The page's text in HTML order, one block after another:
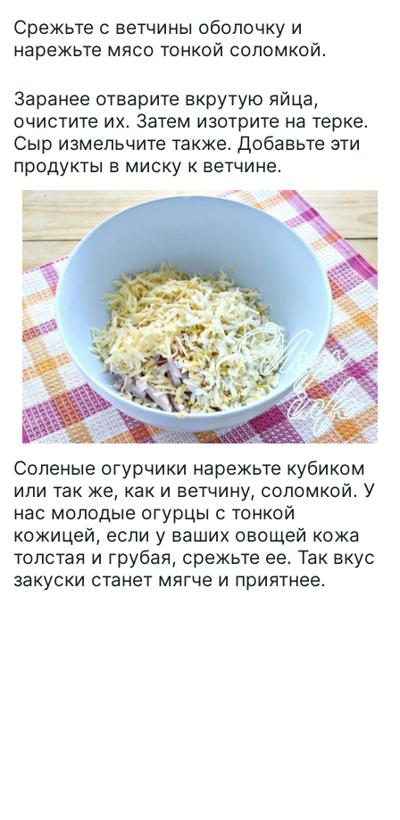
Срежьте с ветчины оболочку и
нарежьте мясо тонкой соломкой.
Заранее отварите вкрутую яйца,
очистите их. Затем изотрите на терке.
Сыр измельчите также. Добавьте эти
продукты в миску к ветчине.
Соленые огурчики нарежьте кубиком
или так же, как и ветчину, соломкой. У
нас молодые огурцы с тонкой
кожицей, если у ваших овощей кожа
толстая и грубая, срежьте ее. Так вкус
закуски станет мягче и приятнее.